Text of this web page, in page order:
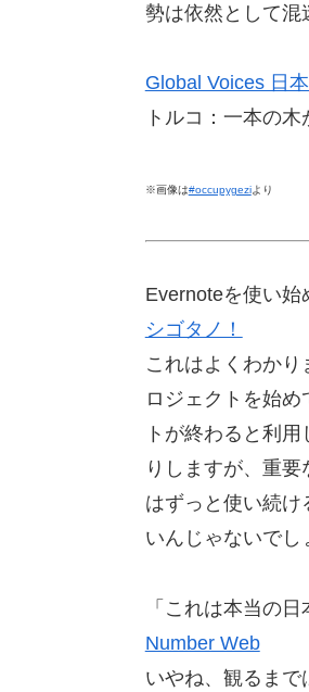
勢は依然として混
Global Voices 日
トルコ：一本の
※画像は#occupygeziより
Evernoteを使い
シゴタノ！
これはよくわか
ロジェクトを始
トが終わると利
りしますが、重
はずっと使い続
いんじゃないでし
「これは本当の
Number Web
いやね、観るまで